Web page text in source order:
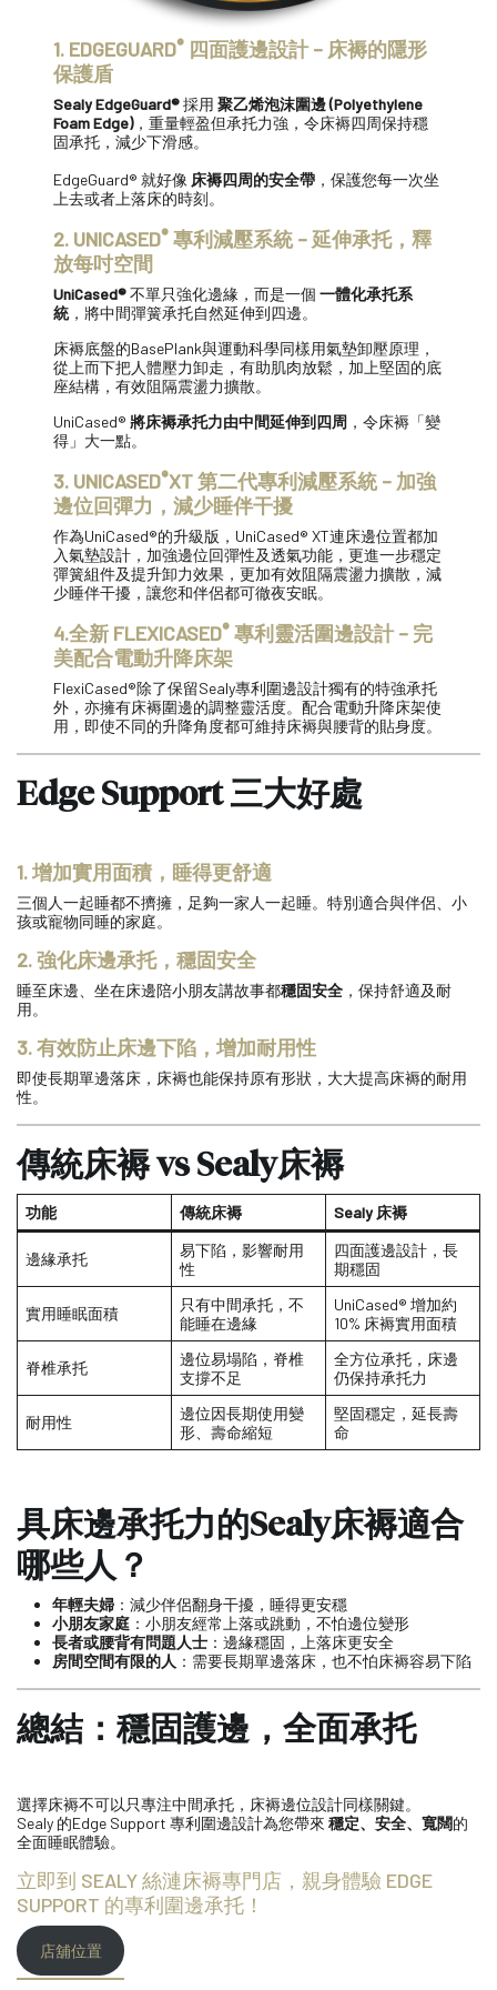
1. EDGEGUARD® 四面護邊設計 – 床褥的隱形
保護盾
Sealy EdgeGuard®採用聚乙烯泡沫圍邊 (Polyethylene
Foam Edge)，重量輕盈但承托力強，令床褥四周保持穩
固承托，減少下滑感。
EdgeGuard® 就好像 床褥四周的安全帶 ，保護您每一次坐
上去或者上落床的時刻。
2. UNICASED® 專利減壓系統 – 延伸承托，釋
放每吋空間
UniCased®不單只強化邊緣，而是一個一體化承托系
統，將中間彈簧承托自然延伸到四邊。
床褥底盤的BasePlank與運動科學同樣用氣墊卸壓原理，
從上而下把人體壓力卸走，有助肌肉放鬆，加上堅固的底
座結構，有效阻隔震盪力擴散。
UniCased®將床褥承托力由中間延伸到四周 ，令床褥「變
得」大一點。
3. UNICASED®XT 第二代專利減壓系統 – 加強
邊位回彈力，減少睡伴干擾
作為UniCased®的升級版，UniCased® XT連床邊位置都加
入氣墊設計，加強邊位回彈性及透氣功能，更進一步穩定
彈簧組件及提升卸力效果，更加有效阻隔震盪力擴散，減
少睡伴干擾，讓您和伴侶都可徹夜安眠。
4.全新 FLEXICASED® 專利靈活圍邊設計 – 完
美配合電動升降床架
FlexiCased®除了保留Sealy專利圍邊設計獨有的特強承托
外，亦擁有床褥圍邊的調整靈活度。配合電動升降床架使
用，即使不同的升降角度都可維持床褥與腰背的貼身度。
Edge Support 三大好處
1. 增加實用面積，睡得更舒適
三個人一起睡都不擠擁，足夠一家人一起睡。特別適合與伴侶、小
孩或寵物同睡的家庭。
2. 強化床邊承托，穩固安全
睡至床邊、坐在床邊陪小朋友講故事都穩固安全 ，保持舒適及耐
用。
3. 有效防止床邊下陷，增加耐用性
即使長期單邊落床，床褥也能保持原有形狀，大大提高床褥的耐用
性。
傳統床褥 vs Sealy床褥
功能 傳統床褥 Sealy 床褥
邊緣承托
易下陷，影響耐用
性
四面護邊設計，長
期穩固
實用睡眠面積
只有中間承托，不
能睡在邊緣
UniCased® 增加約
10% 床褥實用面積
脊椎承托
邊位易塌陷，脊椎
支撐不足
全方位承托，床邊
仍保持承托力
耐用性
邊位因長期使用變
形、壽命縮短
堅固穩定，延長壽
命
具床邊承托力的Sealy床褥適合
哪些人？
年輕夫婦 ：減少伴侶翻身干擾，睡得更安穩
小朋友家庭 ：小朋友經常上落或跳動，不怕邊位變形
長者或腰背有問題人士 ：邊緣穩固，上落床更安全
房間空間有限的人 ：需要長期單邊落床，也不怕床褥容易下陷
總結：穩固護邊，全面承托
選擇床褥不可以只專注中間承托，床褥邊位設計同樣關鍵。
Sealy 的Edge Support 專利圍邊設計為您帶來 穩定、安全、寬闊的
全面睡眠體驗。
立即到 SEALY 絲漣床褥專門店，親身體驗 EDGE
SUPPORT 的專利圍邊承托！
店舖位置